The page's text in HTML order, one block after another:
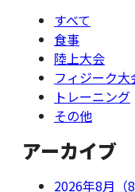
すべて
食事
陸上大会
フィジーク大
トレーニング
その他
アーカイブ
2026年8月（8